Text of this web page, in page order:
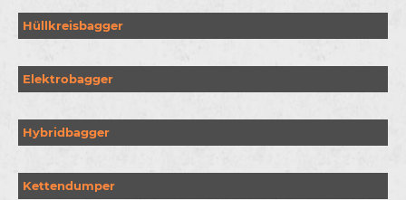
Hüllkreisbagger
Elektrobagger
Hybridbagger
Kettendumper